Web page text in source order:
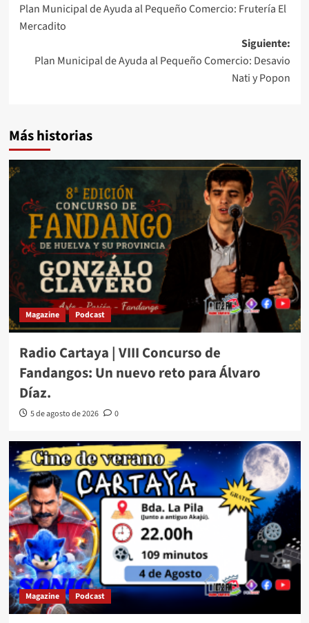
Plan Municipal de Ayuda al Pequeño Comercio: Frutería El
Mercadito
Siguiente:
Plan Municipal de Ayuda al Pequeño Comercio: Desavio
Nati y Popon
Más historias
Magazine Podcast
Radio Cartaya | VIII Concurso de
Fandangos: Un nuevo reto para Álvaro
Díaz.
5 de agosto de 2026 0
Magazine Podcast